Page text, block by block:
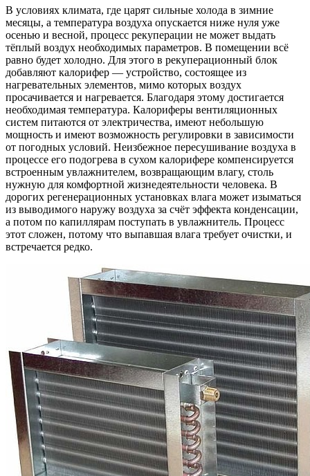
В условиях климата, где царят сильные холода в зимние
месяцы, а температура воздуха опускается ниже нуля уже
осенью и весной, процесс рекуперации не может выдать
тёплый воздух необходимых параметров. В помещении всё
равно будет холодно. Для этого в рекуперационный блок
добавляют калорифер — устройство, состоящее из
нагревательных элементов, мимо которых воздух
просачивается и нагревается. Благодаря этому достигается
необходимая температура. Калориферы вентиляционных
систем питаются от электричества, имеют небольшую
мощность и имеют возможность регулировки в зависимости
от погодных условий. Неизбежное пересушивание воздуха в
процессе его подогрева в сухом калорифере компенсируется
встроенным увлажнителем, возвращающим влагу, столь
нужную для комфортной жизнедеятельности человека. В
дорогих регенерационных установках влага может изыматься
из выводимого наружу воздуха за счёт эффекта конденсации,
а потом по капиллярам поступать в увлажнитель. Процесс
этот сложен, потому что выпавшая влага требует очистки, и
встречается редко.